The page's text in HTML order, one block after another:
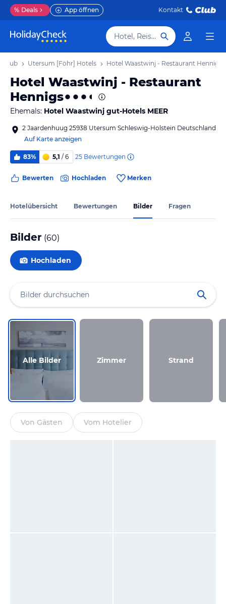
% Deals App öffnen Kontakt
Hotel, Reiseziel
Utersum [Föhr] Hotels Hotel Waastwinj - Restaurant Hennigs
Hotel Waastwinj - Restaurant
Hennigs
Ehemals: Hotel Waastwinj gut-Hotels MEER
2 Jaardenhuug 25938 Utersum Schleswig-Holstein Deutschland
Auf Karte anzeigen
83% 5,1 / 6 25 Bewertungen
Bewerten Hochladen Merken
Hotelübersicht Bewertungen Bilder Fragen
Bilder (60)
Hochladen
Alle Bilder Zimmer Strand
Von Gästen Vom Hotelier